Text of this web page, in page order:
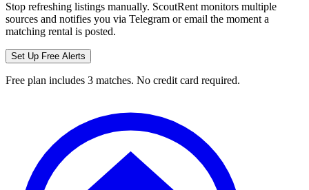
Stop refreshing listings manually. ScoutRent monitors multiple
sources and notifies you via Telegram or email the moment a
matching rental is posted.
Set Up Free Alerts
Free plan includes 3 matches. No credit card required.